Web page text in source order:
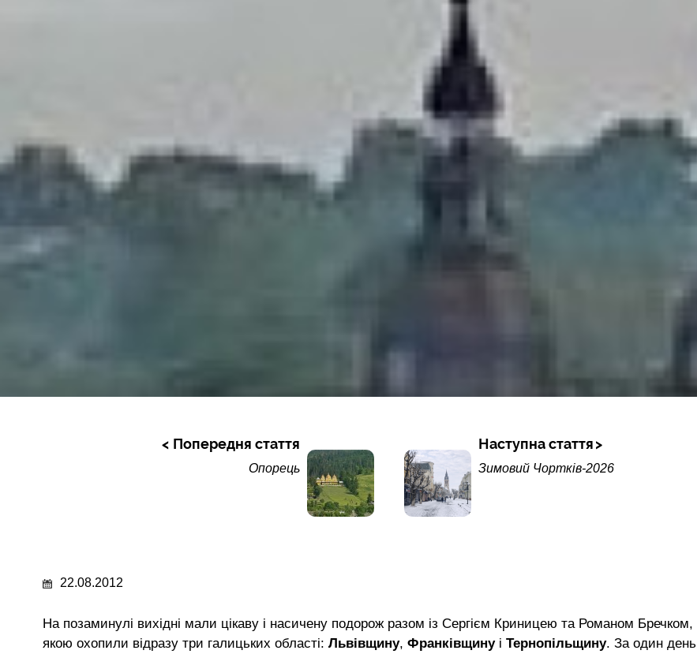
Попередня стаття
Опорець
Наступна стаття
Зимовий Чортків-2026
22.08.2012
На позаминулі вихідні мали цікаву і насичену подорож разом із Сергієм Криницею та Романом Бречком,
якою охопили відразу три галицьких області: Львівщину, Франківщину і Тернопільщину. За один день